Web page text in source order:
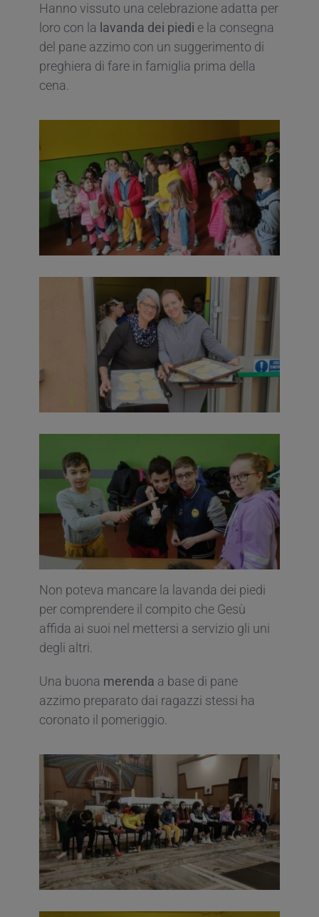
Hanno vissuto una celebrazione adatta per
loro con la lavanda dei piedi e la consegna
del pane azzimo con un suggerimento di
preghiera di fare in famiglia prima della
cena.
Non poteva mancare la lavanda dei piedi
per comprendere il compito che Gesù
affida ai suoi nel mettersi a servizio gli uni
degli altri.
Una buona merenda a base di pane
azzimo preparato dai ragazzi stessi ha
coronato il pomeriggio.